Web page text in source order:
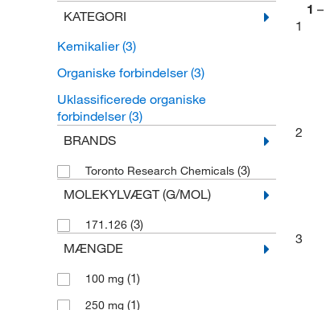
KATEGORI
Kemikalier(3)
Organiske forbindelser(3)
Uklassificerede organiske
forbindelser(3)
BRANDS
Toronto Research Chemicals (3)
MOLEKYLVÆGT (G/MOL)
171.126 (3)
MÆNGDE
100 mg (1)
250 mg (1)
1 –
1
2
3